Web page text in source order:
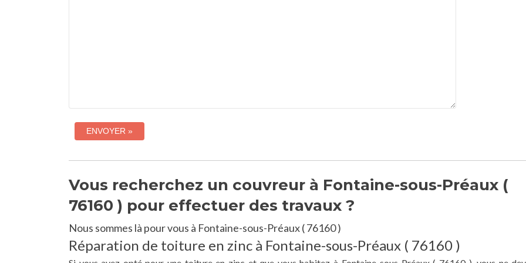
Vous recherchez un couvreur à Fontaine-sous-Préaux (
76160 ) pour effectuer des travaux ?
Nous sommes là pour vous à Fontaine-sous-Préaux ( 76160 )
Réparation de toiture en zinc à Fontaine-sous-Préaux ( 76160 )